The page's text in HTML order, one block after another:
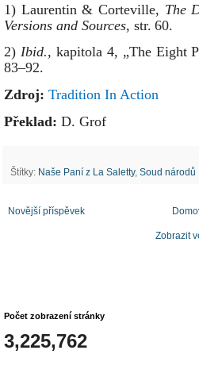
1) Laurentin & Corteville, The
Versions and Sources, str. 60.
2) Ibid., kapitola 4, „The Eight
83–92.
Zdroj: Tradition In Action
Překlad: D. Grof
Štítky: Naše Paní z La Saletty, Soud národů
Novější příspěvek
Zobrazit
Počet zobrazení stránky
3,225,762